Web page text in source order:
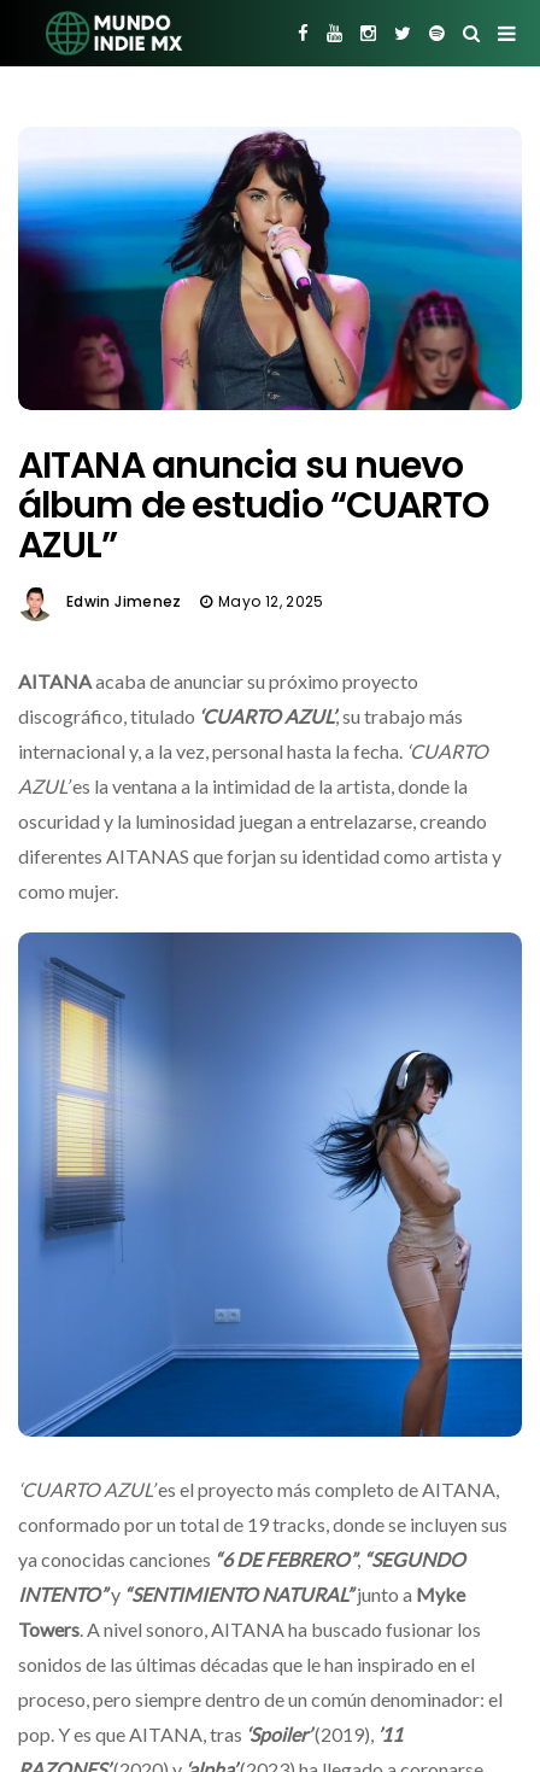
AITANA anuncia su nuevo
álbum de estudio “CUARTO
AZUL”
Edwin Jimenez Mayo 12, 2025
AITANAacaba de anunciar su próximo proyecto
discográfico, titulado ‘CUARTO AZUL’, su trabajo más
internacional y, a la vez, personal hasta la fecha. ‘CUARTO
AZUL’es la ventana a la intimidad de la artista, donde la
oscuridad y la luminosidad juegan a entrelazarse, creando
diferentes AITANAS que forjan su identidad como artista y
como mujer.
‘CUARTO AZUL’es el proyecto más completo de AITANA,
conformado por un total de 19 tracks, donde se incluyen sus
ya conocidas canciones “6 DE FEBRERO”, “SEGUNDO
INTENTO”y “SENTIMIENTO NATURAL”junto a Myke
Towers. A nivel sonoro, AITANA ha buscado fusionar los
sonidos de las últimas décadas que le han inspirado en el
proceso, pero siempre dentro de un común denominador: el
pop. Y es que AITANA, tras ‘Spoiler’(2019), ’11